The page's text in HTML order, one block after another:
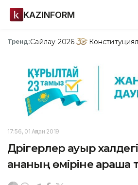
KAZINFORM
Тренд:Сайлау-2026
17:56, 01 Ақпан 2019
Дәрігерлер ауыр
ананың өміріне араша